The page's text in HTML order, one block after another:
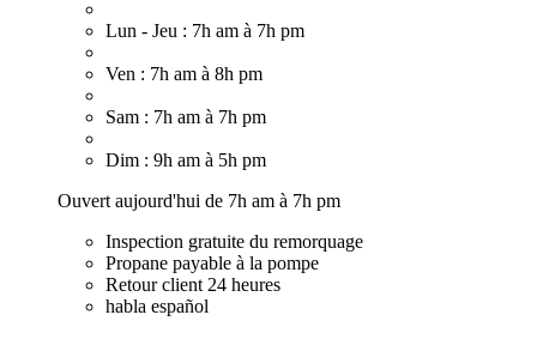
Lun - Jeu : 7h am à 7h pm
Ven : 7h am à 8h pm
Sam : 7h am à 7h pm
Dim : 9h am à 5h pm
Ouvert aujourd'hui de 7h am à 7h pm
Inspection gratuite du remorquage
Propane payable à la pompe
Retour client 24 heures
habla español